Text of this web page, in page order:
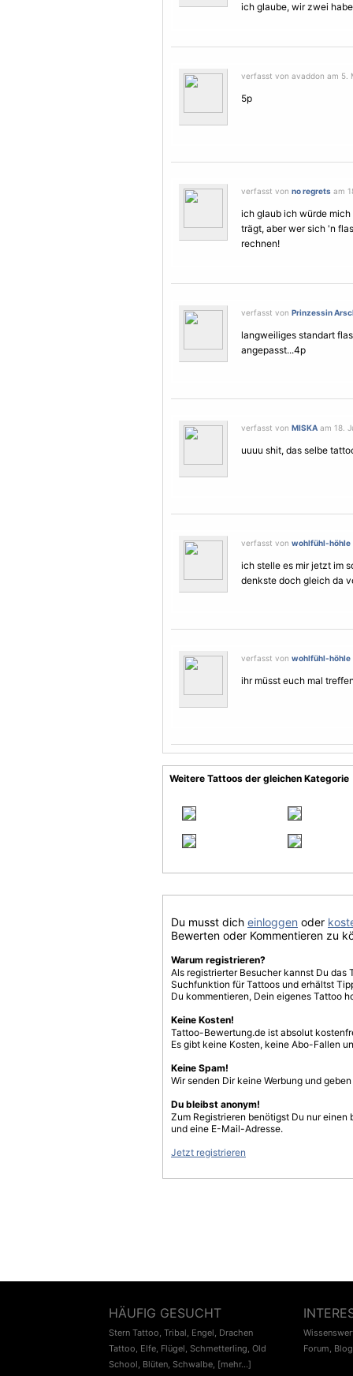
ich glaube, wir zwei
verfasst von avaddon am 5.
5p
verfasst von no regrets am
ich glaub ich würde
trägt, aber wer sich 'n
rechnen!
verfasst von Prinzessin
langweiliges standart
angepasst...4p
verfasst von MISKA am 18.
uuuu shit, das selbe
verfasst von wohlfühl-höhle
ich stelle es mir jetzt im
denkste doch gleich da
verfasst von wohlfühl-höhle
ihr müsst euch mal
Weitere Tattoos der gleichen Kategorie
Du musst dich einloggen oder
Bewerten oder Kommentieren zu
Warum registrieren?
Als registrierter Besucher kannst Du
Suchfunktion für Tattoos und erhältst
Du kommentieren, Dein eigenes Tattoo
Keine Kosten!
Tattoo-Bewertung.de ist absolut
Es gibt keine Kosten, keine Abo-Fallen
Keine Spam!
Wir senden Dir keine Werbung und
Du bleibst anonym!
Zum Registrieren benötigst Du nur einen
und eine E-Mail-Adresse.
Jetzt registrieren
HÄUFIG GESUCHT
Stern Tattoo, Tribal, Engel, Drachen
Tattoo, Elfe, Flügel, Schmetterling, Old
School, Blüten, Schwalbe, [mehr...]
Forum, Blog